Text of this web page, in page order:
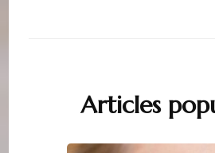
Articles